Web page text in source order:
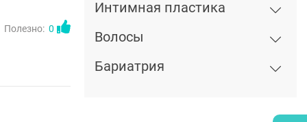
Полезно: 0
Интимная пластика
Волосы
Бариатрия